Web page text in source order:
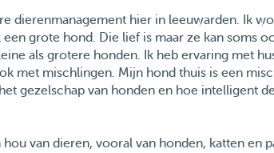
dierenmanagement hier in leeuwarden. Ik
grote hond. Die lief is maar ze kan soms
als grotere honden. Ik heb ervaring met
met mischlingen. Mijn hond thuis is een
gezelschap van honden en hoe intelligent
van dieren, vooral van honden, katten en